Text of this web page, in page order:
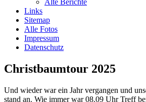
freuen.
Link zum Gästebuch
Ein paar Fotos von
unseren Aktivitäten
Viel Spaß beim schauen...
Alte Berichte
Links
Sitemap
Alle Fotos
Impressum
Datenschutz
Christbaumtour 2025
Und wieder war ein Jahr vergangen und
stand an. Wie immer war 08.09 Uhr Treff